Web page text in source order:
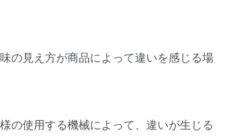
の見え方が商品によって違いを感じる場
の使用する機械によって、違いが生じる